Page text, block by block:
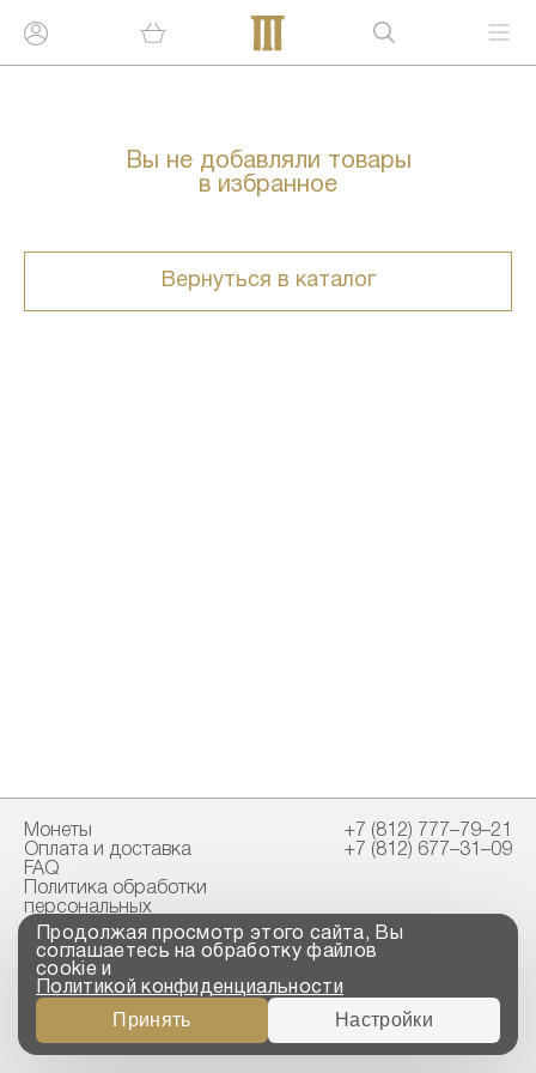
Вы не добавляли товары
в избранное
Вернуться в каталог
Монеты
Оплата и доставка
FAQ
Политика обработки
персональных
данных
Свидетельство
пробирной палаты
+7 (812) 777–79–21
+7 (812) 677–31–09
Copyright © 2023-2026
“ООО ТРОЙСКИЙ
СТАНДАРТ”
Продолжая просмотр этого сайта, Вы
соглашаетесь на обработку файлов
cookie и
Политикой конфиденциальности
Принять Настройки